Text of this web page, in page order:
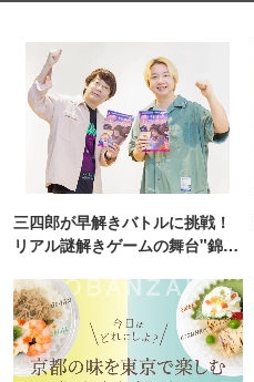
三四郎が早解きバトルに挑戦！
リアル謎解きゲームの舞台"錦糸